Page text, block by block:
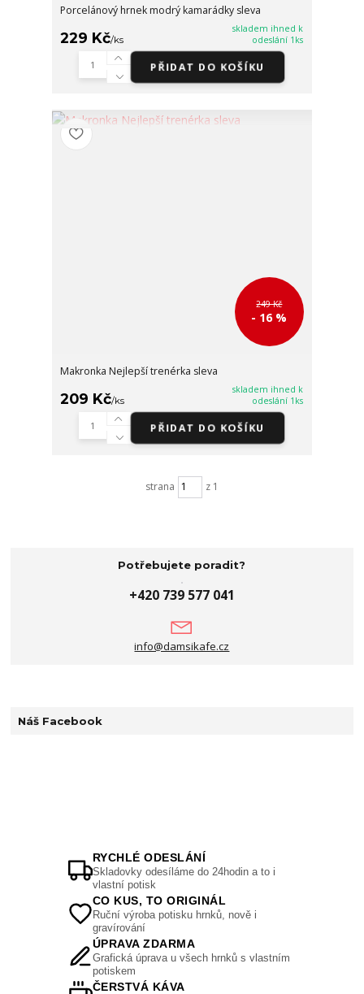
Porcelánový hrnek modrý kamarádky sleva
229 Kč/ks
skladem ihned k
odeslání 1ks
PŘIDAT DO KOŠÍKU
249 Kč
- 16 %
Makronka Nejlepší trenérka sleva
209 Kč/ks
skladem ihned k
odeslání 1ks
PŘIDAT DO KOŠÍKU
strana z 1
Potřebujete poradit?
+420 739 577 041
info@damsikafe.cz
Náš Facebook
RYCHLÉ ODESLÁNÍ
Skladovky odesíláme do 24hodin a to i
vlastní potisk
CO KUS, TO ORIGINÁL
Ruční výroba potisku hrnků, nově i
gravírování
ÚPRAVA ZDARMA
Grafická úprava u všech hrnků s vlastním
potiskem
ČERSTVÁ KÁVA